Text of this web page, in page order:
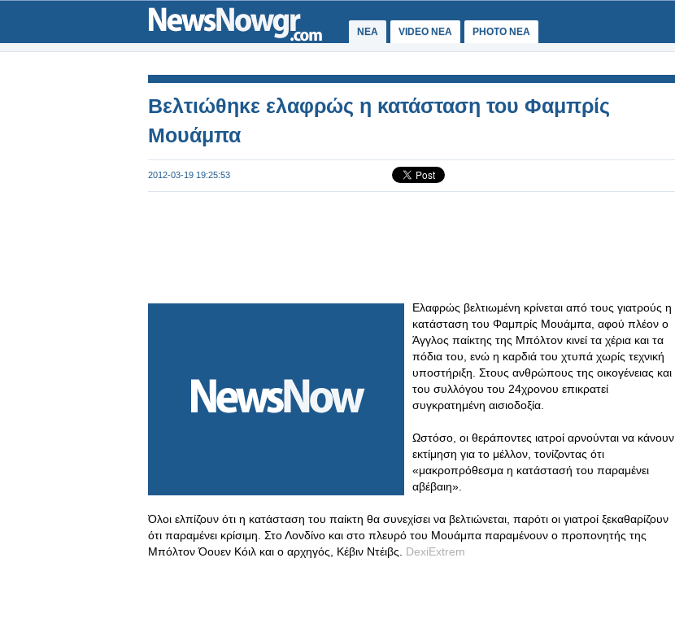
ΝΕΑ VIDEO NEA PHOTO NEA
Βελτιώθηκε ελαφρώς η κατάσταση του Φαμπρίς
Μουάμπα
2012-03-19 19:25:53
Ελαφρώς βελτιωμένη κρίνεται από τους γιατρούς η
κατάσταση του Φαμπρίς Μουάμπα, αφού πλέον ο
Άγγλος παίκτης της Μπόλτον κινεί τα χέρια και τα
πόδια του, ενώ η καρδιά του χτυπά χωρίς τεχνική
υποστήριξη. Στους ανθρώπους της οικογένειας και
του συλλόγου του 24χρονου επικρατεί
συγκρατημένη αισιοδοξία.
Ωστόσο, οι θεράποντες ιατροί αρνούνται να κάνουν
εκτίμηση για το μέλλον, τονίζοντας ότι
«μακροπρόθεσμα η κατάστασή του παραμένει
αβέβαιη».
Όλοι ελπίζουν ότι η κατάσταση του παίκτη θα συνεχίσει να βελτιώνεται, παρότι οι γιατροί ξεκαθαρίζουν
ότι παραμένει κρίσιμη. Στο Λονδίνο και στο πλευρό του Μουάμπα παραμένουν ο προπονητής της
Μπόλτον Όουεν Κόιλ και ο αρχηγός, Κέβιν Ντέιβς. DexiExtrem